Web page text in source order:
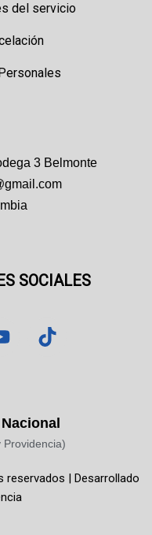
del servicio
3 Belmonte
SOCIALES
b
T
i
k
Providencia)
reservados | Desarrollado